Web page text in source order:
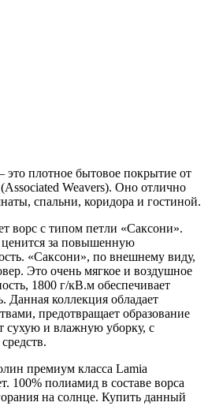
плотное бытовое покрытие от
Weavers). Оно отлично
спальни, коридора и гостиной.
ворс с типом петли «Саксони».
за повышенную
«Саксони», по внешнему виду,
Это очень мягкое и воздушное
1800 г/кВ.м обеспечивает
Данная коллекция обладает
предотвращает образование
сухую и влажную уборку, с
премиум класса Lamia
100% полиамид в составе ворса
на солнце. Купить данный